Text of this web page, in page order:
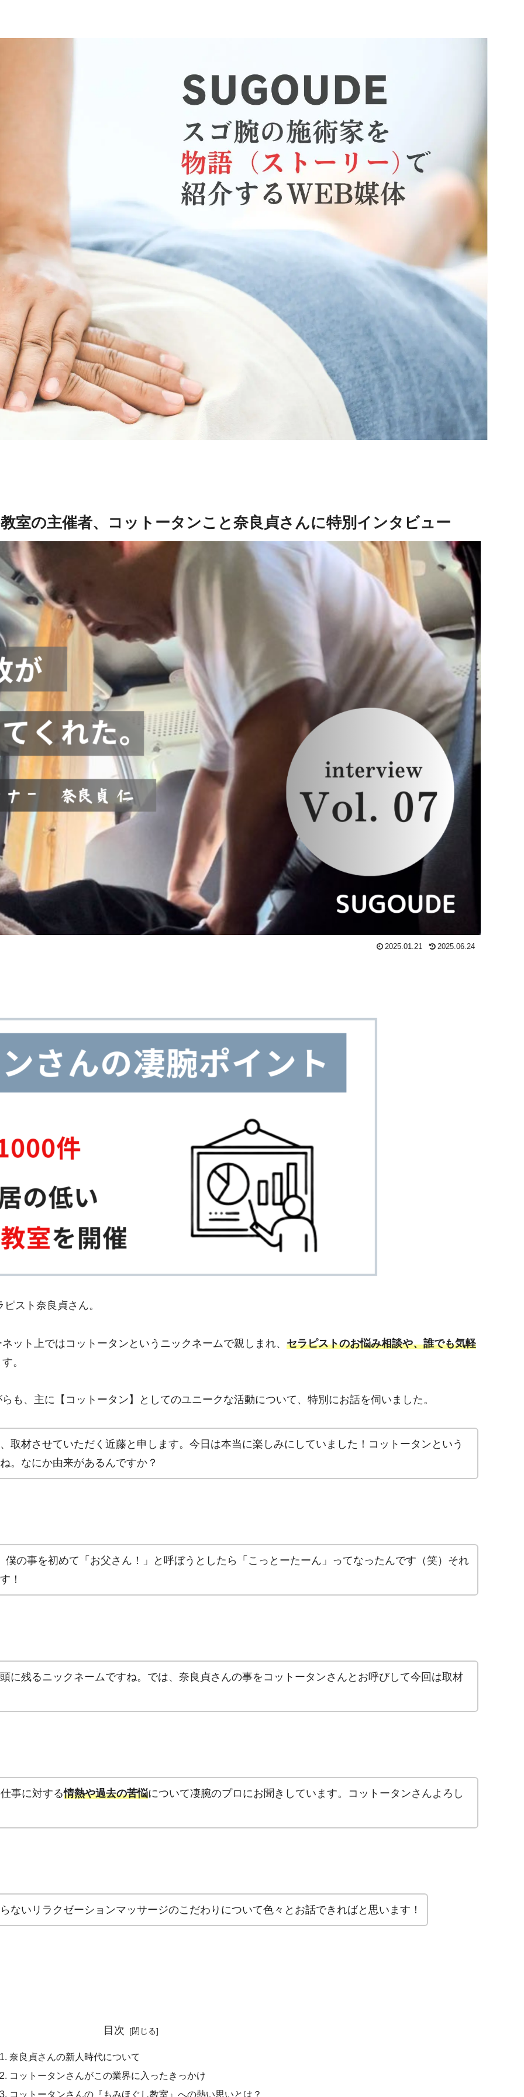
室の主催者、コットータンこと奈良貞さんに特別インタビュー
2025.01.21 2025.06.24
スト奈良貞さん。
ット上ではコットータンというニックネームで親しまれ、 セラピストのお悩み相談や、誰でも気軽
。
も、主に【コットータン】としてのユニークな活動について、特別にお話を伺いました。
取材させていただく近藤と申します。今日は本当に楽しみにしていました！コットータンという
。なにか由来があるんですか？
僕の事を初めて「お父さん！」と呼ぼうとしたら「こっとーたーん」ってなったんです（笑）それ
！
に残るニックネームですね。では、奈良貞さんの事をコットータンさんとお呼びして今回は取材
事に対する情熱や過去の苦悩について凄腕のプロにお聞きしています。コットータンさんよろし
ないリラクゼーションマッサージのこだわりについて色々とお話できればと思います！
目次
奈良貞さんの新人時代について
コットータンさんがこの業界に入ったきっかけ
コットータンさんの『もみほぐし教室』への熱い思いとは？